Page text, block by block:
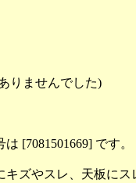
りませんでした)
[7081501669] です
キズやスレ、天板に